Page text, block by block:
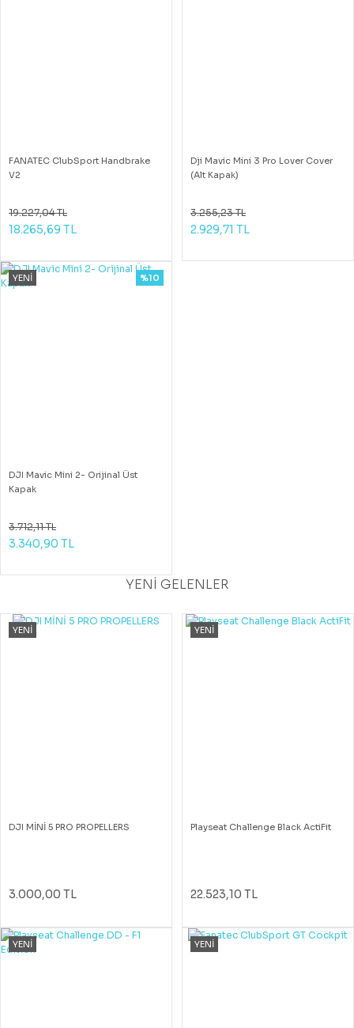
FANATEC ClubSport Handbrake
V2
19.227,04 TL
18.265,69 TL
Dji Mavic Mini 3 Pro Lover Cover
(Alt Kapak)
3.255,23 TL
2.929,71 TL
YENİ
DJI Mavic Mini 2- Orijinal Üst
Kapak
%10
3.712,11 TL
3.340,90 TL
YENİ GELENLER
YENİ
DJI MİNİ 5 PRO PROPELLERS
3.000,00 TL
YENİ
Playseat Challenge Black ActiFit
22.523,10 TL
YENİ YENİ